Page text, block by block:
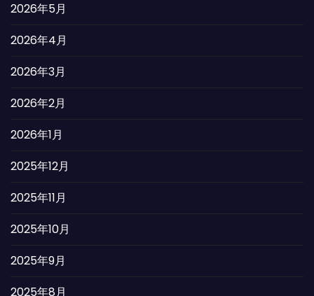
2026年5月
2026年4月
2026年3月
2026年2月
2026年1月
2025年12月
2025年11月
2025年10月
2025年9月
2025年8月